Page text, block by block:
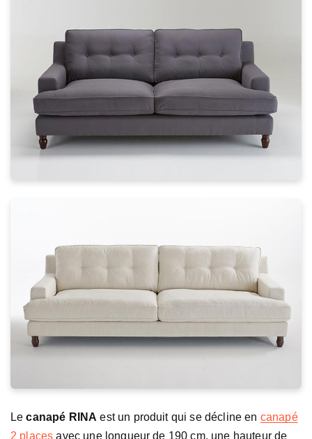
Lecanapé RINA est un produit qui se décline en canapé
2 places avec une longueur de 190 cm, une hauteur de